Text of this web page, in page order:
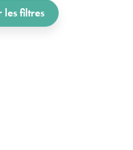
les filtres